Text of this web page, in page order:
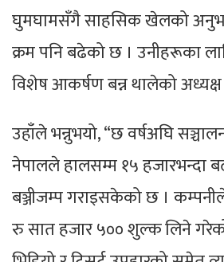
घुमघामसँगै साहसिक खेलको अनुभव
क्रम पनि बढेको छ । उनीहरूका
विशेष आकर्षण बन्न थालेको
उहाँले भन्नुभयो, “छ वर्षअघि
नेपालले हालसम्म १५ हजारभन्दा
बञ्जीजम्प गराइसकेको छ ।
रु सात हजार ५०० शुल्क लिने